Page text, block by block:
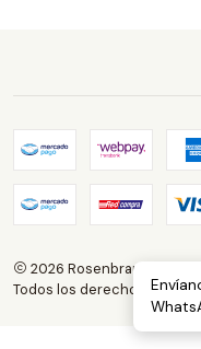
2026 Rosenbrauns Store.
Todos los derechos